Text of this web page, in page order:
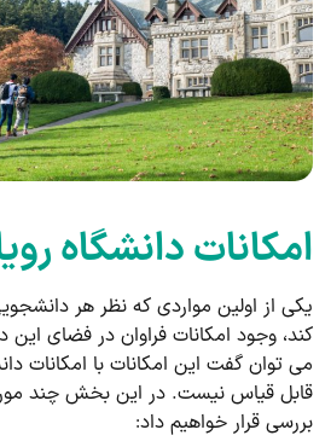
امکانات دانشگاه
یکی از اولین مواردی که نظر هر
کند، وجود امکانات فراوان در فضای
می توان گفت این امکانات با امکانات
قابل قیاس نیست. در این بخش چند مورد
بررسی قرار خواهیم داد: